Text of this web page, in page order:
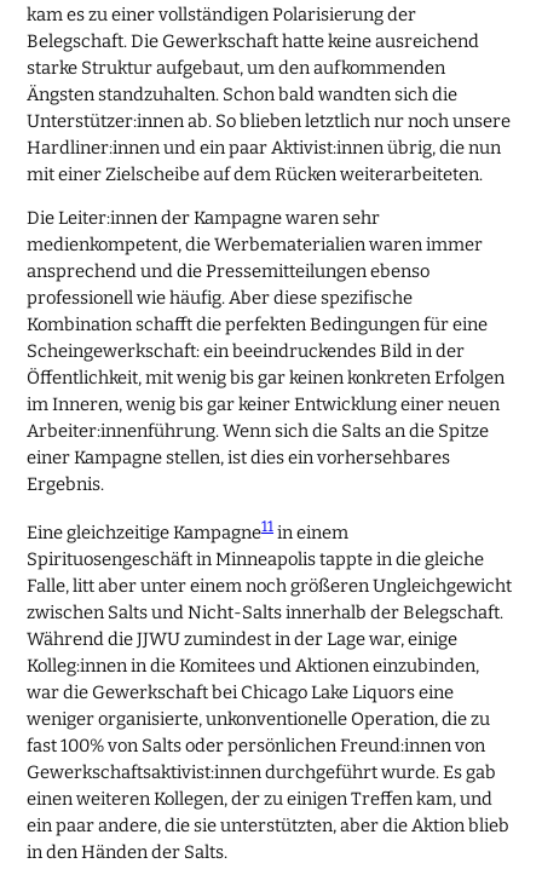
kam es zu einer vollständigen Polarisierung der
Belegschaft. Die Gewerkschaft hatte keine ausreichend
starke Struktur aufgebaut, um den aufkommenden
Ängsten standzuhalten. Schon bald wandten sich die
Unterstützer:innen ab. So blieben letztlich nur noch unsere
Hardliner:innen und ein paar Aktivist:innen übrig, die nun
mit einer Zielscheibe auf dem Rücken weiterarbeiteten.
Die Leiter:innen der Kampagne waren sehr
medienkompetent, die Werbematerialien waren immer
ansprechend und die Pressemitteilungen ebenso
professionell wie häufig. Aber diese spezifische
Kombination schafft die perfekten Bedingungen für eine
Scheingewerkschaft: ein beeindruckendes Bild in der
Öffentlichkeit, mit wenig bis gar keinen konkreten Erfolgen
im Inneren, wenig bis gar keiner Entwicklung einer neuen
Arbeiter:innenführung. Wenn sich die Salts an die Spitze
einer Kampagne stellen, ist dies ein vorhersehbares
Ergebnis.
Eine gleichzeitige Kampagne11 in einem
Spirituosengeschäft in Minneapolis tappte in die gleiche
Falle, litt aber unter einem noch größeren Ungleichgewicht
zwischen Salts und Nicht-Salts innerhalb der Belegschaft.
Während die JJWU zumindest in der Lage war, einige
Kolleg:innen in die Komitees und Aktionen einzubinden,
war die Gewerkschaft bei Chicago Lake Liquors eine
weniger organisierte, unkonventionelle Operation, die zu
fast 100% von Salts oder persönlichen Freund:innen von
Gewerkschaftsaktivist:innen durchgeführt wurde. Es gab
einen weiteren Kollegen, der zu einigen Treffen kam, und
ein paar andere, die sie unterstützten, aber die Aktion blieb
in den Händen der Salts.